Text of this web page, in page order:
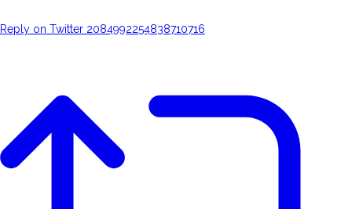
Reply on Twitter 2084992254838710716